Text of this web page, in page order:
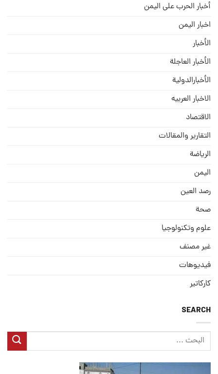
أخبار الحرب على اليمن
اخبار اليمن
الأخبار
الأخبار العاجلة
الأخبارالدولية
الاخبار العربيه
الاقتصاد
التقارير والمقالات
الریاضة
الیمن
رصد العین
صحة
علوم وتكنولوجيا
غير مصنف
فيديوهات
كاركاتير
SEARCH